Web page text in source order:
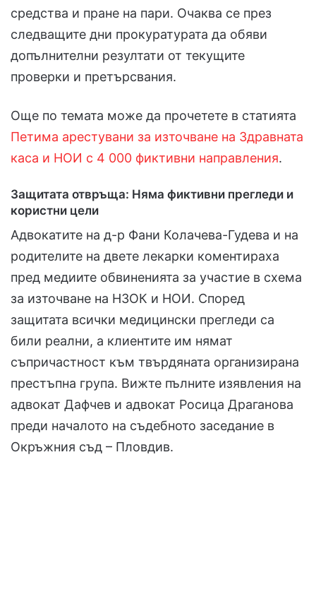
средства и пране на пари. Очаква се през
следващите дни прокуратурата да обяви
допълнителни резултати от текущите
проверки и претърсвания.
Още по темата може да прочетете в статията
Петима арестувани за източване на Здравната
каса и НОИ с 4 000 фиктивни направления.
Защитата отвръща: Няма фиктивни прегледи и
користни цели
Адвокатите на д-р Фани Колачева-Гудева и на
родителите на двете лекарки коментираха
пред медиите обвиненията за участие в схема
за източване на НЗОК и НОИ. Според
защитата всички медицински прегледи са
били реални, а клиентите им нямат
съпричастност към твърдяната организирана
престъпна група. Вижте пълните изявления на
адвокат Дафчев и адвокат Росица Драганова
преди началото на съдебното заседание в
Окръжния съд – Пловдив.